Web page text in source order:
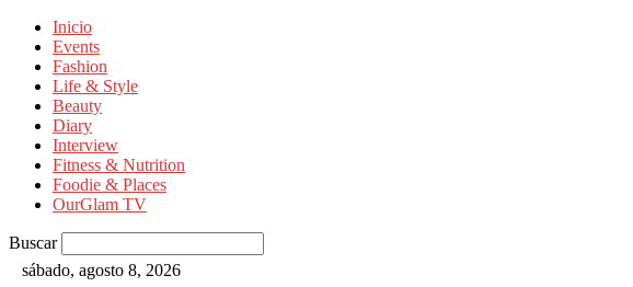
Inicio
Events
Fashion
Life & Style
Beauty
Diary
Interview
Fitness & Nutrition
Foodie & Places
OurGlam TV
Buscar
sábado, agosto 8, 2026